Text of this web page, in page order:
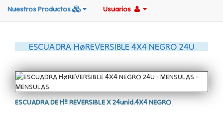
Nuestros Productos Usuarios
ESCUADRA HøREVERSIBLE 4X4 NEGRO 24U
ESCUADRA DE Hº REVERSIBLE X 24unid.4X4 NEGRO